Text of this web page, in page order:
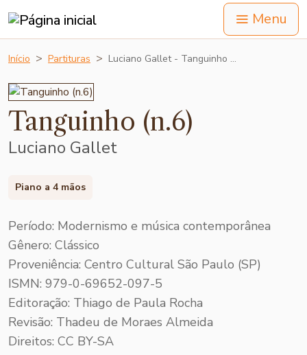
Menu
Início Partituras Luciano Gallet - Tanguinho …
Tanguinho (n.6)
Luciano Gallet
Piano a 4 mãos
Período: Modernismo e música contemporânea
Gênero: Clássico
Proveniência: Centro Cultural São Paulo (SP)
ISMN: 979-0-69652-097-5
Editoração: Thiago de Paula Rocha
Revisão: Thadeu de Moraes Almeida
Direitos: CC BY-SA